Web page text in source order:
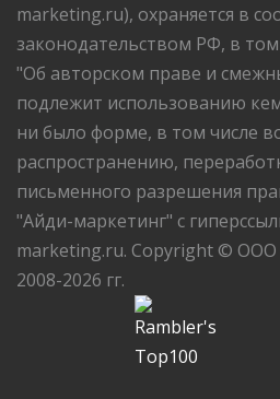
marketing.ru), охраняется в
законодательством РФ, в
"Об авторском праве и
подлежит использованию
ни было форме, в том числе
распространению,
письменного разрешения
"Айди-маркетинг" с
marketing.ru. Copyright © ООО
2008-2026 гг.